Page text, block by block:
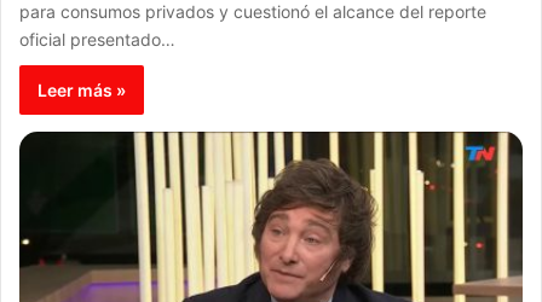
para consumos privados y cuestionó el alcance del reporte
oficial presentado…
Leer más »